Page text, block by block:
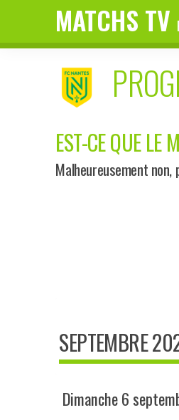
MATCHS TV
EST-CE QUE LE
Malheureusement
SEPTEMBRE
Dimanche 6